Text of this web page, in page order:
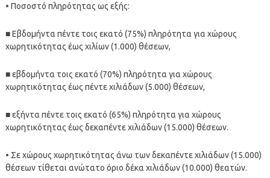
• Ποσοστό πληρότητας ως εξής:
■ Εβδομήντα πέντε τοις εκατό (75%) πληρότητα για χώρους
χωρητικότητας έως χιλίων (1.000) θέσεων,
■ εβδομήντα τοις εκατό (70%) πληρότητα για χώρους
χωρητικότητας έως πέντε χιλιάδων (5.000) θέσεων,
■ εξήντα πέντε τοις εκατό (65%) πληρότητα για χώρους
χωρητικότητας έως δεκαπέντε χιλιάδων (15.000) θέσεων.
• Σε χώρους χωρητικότητας άνω των δεκαπέντε χιλιάδων (15.000)
θέσεων τίθεται ανώτατο όριο δέκα χιλιάδων (10.000) θεατών.